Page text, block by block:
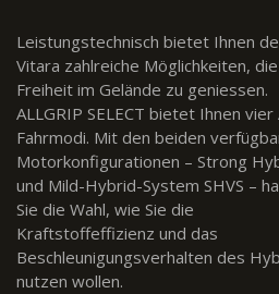
Leistungstechnisch bietet Ihnen
Vitara zahlreiche Möglichkeiten, die
Freiheit im Gelände zu geniessen.
ALLGRIP SELECT bietet Ihnen vier
Fahrmodi. Mit den beiden
Motorkonfigurationen – Strong
und Mild-Hybrid-System SHVS –
Sie die Wahl, wie Sie die
Kraftstoffeffizienz und das
Beschleunigungsverhalten des
nutzen wollen.